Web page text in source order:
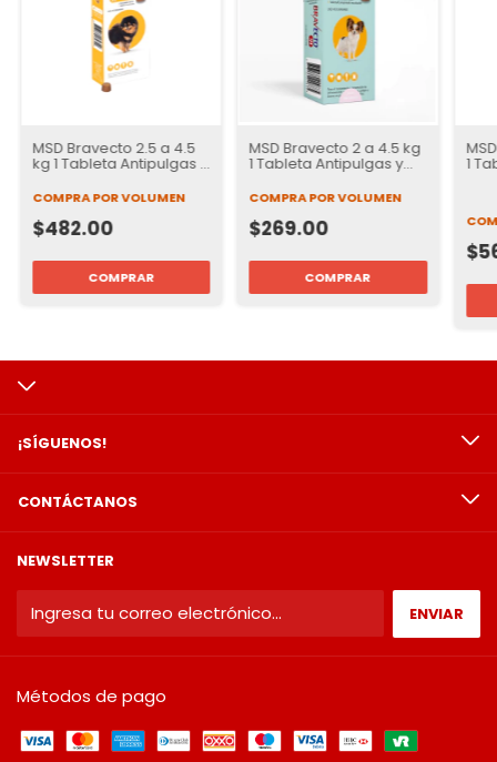
MSD Bravecto 2.5 a 4.5
kg 1 Tableta Antipulgas y
Garrapatas para Perros
| 12 semanas de
COMPRA POR VOLUMEN
$482.00
MSD Bravecto 2 a 4.5 kg
1 Tableta Antipulgas y
Garrapatas para Perros
| 37 Días de Protección
COMPRA POR VOLUMEN
$269.00
1
¡SÍGUENOS!
CONTÁCTANOS
NEWSLETTER
Métodos de pago